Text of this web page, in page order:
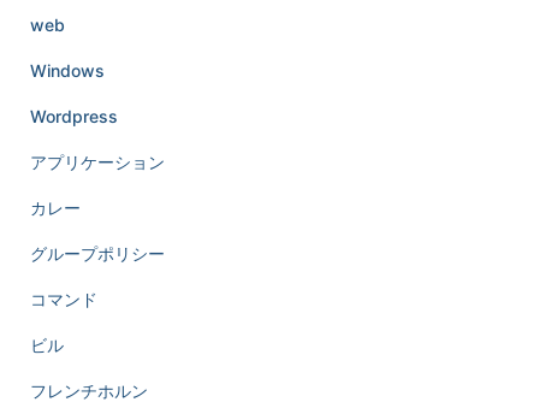
web
Windows
Wordpress
アプリケーション
カレー
グループポリシー
コマンド
ビル
フレンチホルン